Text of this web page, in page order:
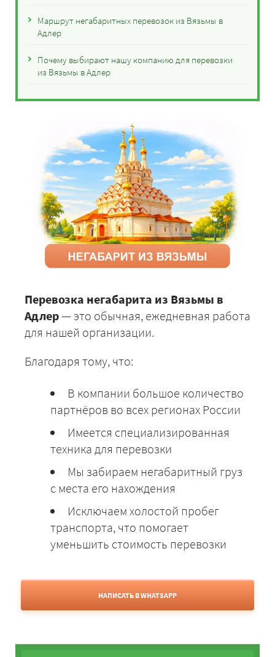
Маршрут негабаритных перевозок из Вязьмы в
Адлер
Почему выбирают нашу компанию для перевозки
из Вязьмы в Адлер
Перевозка негабарита из Вязьмы в
Адлер— это обычная, ежедневная работа
для нашей организации.
Благодаря тому, что:
В компании большое количество
партнёров во всех регионах России
Имеется специализированная
техника для перевозки
Мы забираем негабаритный груз
с места его нахождения
Исключаем холостой пробег
транспорта, что помогает
уменьшить стоимость перевозки
НАПИСАТЬ В WHATSAPP